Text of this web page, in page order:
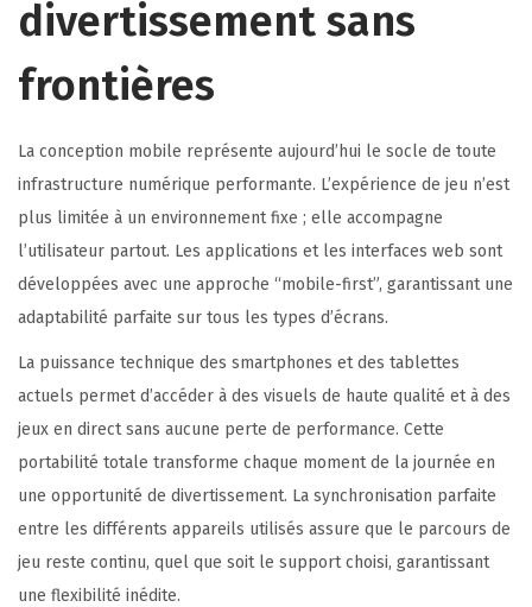
divertissement sans
frontières
La conception mobile représente aujourd’hui le socle de toute
infrastructure numérique performante. L’expérience de jeu n’est
plus limitée à un environnement fixe ; elle accompagne
l’utilisateur partout. Les applications et les interfaces web sont
développées avec une approche “mobile-first”, garantissant une
adaptabilité parfaite sur tous les types d’écrans.
La puissance technique des smartphones et des tablettes
actuels permet d’accéder à des visuels de haute qualité et à des
jeux en direct sans aucune perte de performance. Cette
portabilité totale transforme chaque moment de la journée en
une opportunité de divertissement. La synchronisation parfaite
entre les différents appareils utilisés assure que le parcours de
jeu reste continu, quel que soit le support choisi, garantissant
une flexibilité inédite.